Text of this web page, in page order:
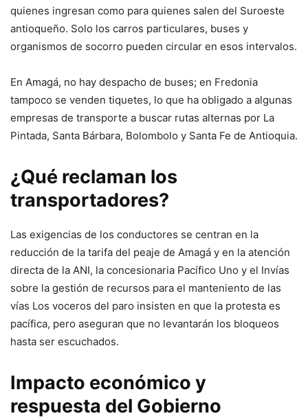
quienes ingresan como para quienes salen del Suroeste
antioqueño. Solo los carros particulares, buses y
organismos de socorro pueden circular en esos intervalos.
En Amagá, no hay despacho de buses; en Fredonia
tampoco se venden tiquetes, lo que ha obligado a algunas
empresas de transporte a buscar rutas alternas por La
Pintada, Santa Bárbara, Bolombolo y Santa Fe de Antioquia.
¿Qué reclaman los
transportadores?
Las exigencias de los conductores se centran en la
reducción de la tarifa del peaje de Amagá y en la atención
directa de la ANI, la concesionaria Pacífico Uno y el Invías
sobre la gestión de recursos para el manteniento de las
vías Los voceros del paro insisten en que la protesta es
pacífica, pero aseguran que no levantarán los bloqueos
hasta ser escuchados.
Impacto económico y
respuesta del Gobierno